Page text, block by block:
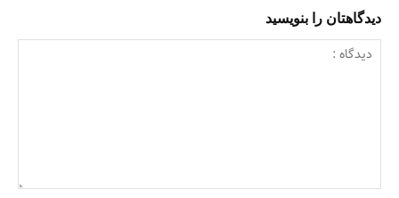
دیدگاهتان را بنویسید